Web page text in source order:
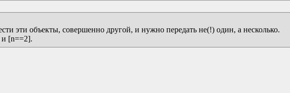
эти объекты, совершенно другой, и нужно передать не(!) один, а несколько.